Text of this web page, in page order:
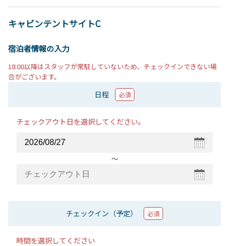
キャビンテントサイトC
宿泊者情報の入力
18:00以降はスタッフが常駐していないため、チェックインできない場
合がございます。
日程 必須
チェックアウト日を選択してください。
〜
チェックイン（予定） 必須
時間を選択してください